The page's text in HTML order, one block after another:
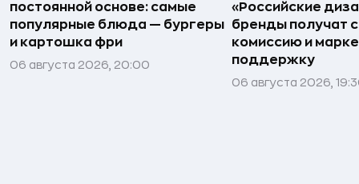
постоянной основе: самые
популярные блюда — бургеры
и картошка фри
06 августа 2026, 20:00
«Российские
бренды получат
комиссию и
поддержку
06 августа 2026,